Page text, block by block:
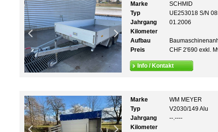
Marke
SCHMID
Typ
UE253018 S/N
Jahrgang
01.2006
Kilometer
Aufbau
Preis
CHF 2'690 exkl.
Info / Kontakt
Marke
WM MEYER
Typ
V2030/149 Alu
Jahrgang
--.----
Kilometer